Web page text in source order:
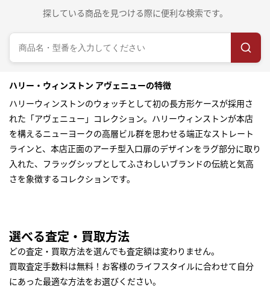
探している商品を見つける際に便利な検索です。
ハリー・ウィンストン アヴェニューの特徴
ハリーウィンストンのウォッチとして初の長方形ケースが採用さ
れた「アヴェニュー」コレクション。ハリーウィンストンが本店
を構えるニューヨークの高層ビル群を思わせる端正なストレート
ラインと、本店正面のアーチ型入口扉のデザインをラグ部分に取り
入れた、フラッグシップとしてふさわしいブランドの伝統と気高
さを象徴するコレクションです。
選べる査定・買取方法
どの査定・買取方法を選んでも査定額は変わりません。
買取査定手数料は無料！お客様のライフスタイルに合わせて自分
にあった最適な方法をお選びください。